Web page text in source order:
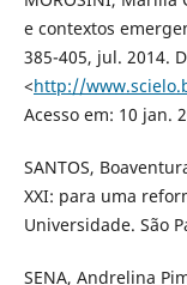
e contextos
385-405, jul. 2014.
<http://
Acesso em: 10 jan.
SANTOS,
XXI: para uma
Universidade. São
SENA, Andrelina